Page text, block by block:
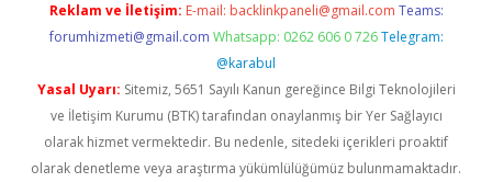
Reklam ve İletişim: E-mail: backlinkpaneli@gmail.com Teams:
forumhizmeti@gmail.com Whatsapp: 0262 606 0 726 Telegram:
@karabul
Yasal Uyarı: Sitemiz, 5651 Sayılı Kanun gereğince Bilgi Teknolojileri
ve İletişim Kurumu (BTK) tarafından onaylanmış bir Yer Sağlayıcı
olarak hizmet vermektedir. Bu nedenle, sitedeki içerikleri proaktif
olarak denetleme veya araştırma yükümlülüğümüz bulunmamaktadır.